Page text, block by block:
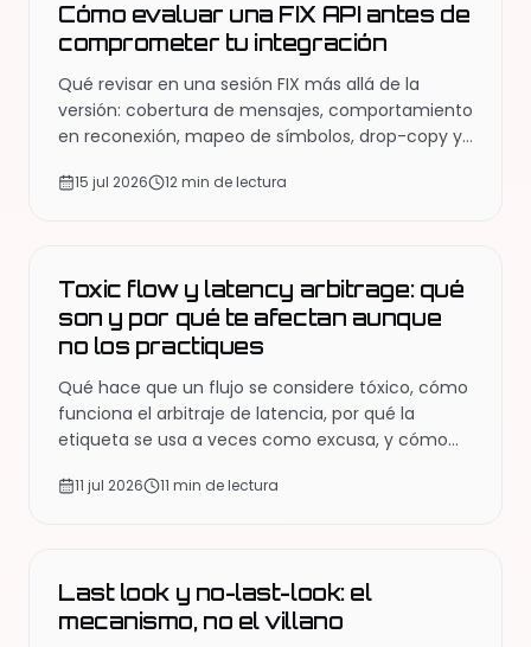
Cómo evaluar una FIX API antes de
comprometer tu integración
Qué revisar en una sesión FIX más allá de la
versión: cobertura de mensajes, comportamiento
en reconexión, mapeo de símbolos, drop-copy y
algo.
15 jul 2026 12 min de lectura
Toxic flow y latency arbitrage: qué
son y por qué te afectan aunque
no los practiques
Qué hace que un flujo se considere tóxico, cómo
funciona el arbitraje de latencia, por qué la
etiqueta se usa a veces como excusa, y cómo
11 jul 2026 11 min de lectura
Last look y no-last-look: el
mecanismo, no el villano